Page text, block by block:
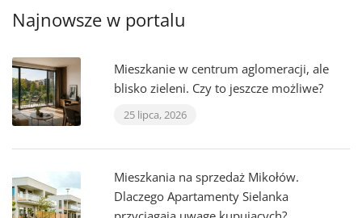
Najnowsze w portalu
Mieszkanie w centrum aglomeracji, ale
blisko zieleni. Czy to jeszcze możliwe?
25 lipca, 2026
Mieszkania na sprzedaż Mikołów.
Dlaczego Apartamenty Sielanka